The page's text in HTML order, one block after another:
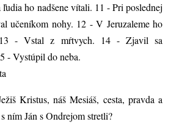
ľudia ho nadšene vítali. 11 - Pri poslednej
učeníkom nohy. 12 - V Jeruzaleme ho
- Vstal z mŕtvych. 14 - Zjavil sa
- Vystúpil do neba.
Kristus, náš Mesiáš, cesta, pravda a
ním Ján s Ondrejom stretli?